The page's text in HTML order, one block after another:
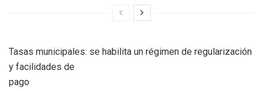
Tasas municipales: se habilita un régimen de regularización
y facilidades de
pago